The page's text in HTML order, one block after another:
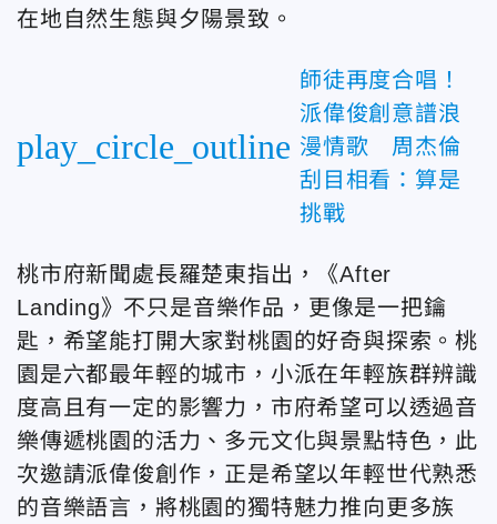
在地自然生態與夕陽景致。
play_circle_outline
師徒再度合唱！
派偉俊創意譜浪
漫情歌 周杰倫
刮目相看：算是
挑戰
桃市府新聞處長羅楚東指出，《After
Landing》不只是音樂作品，更像是一把鑰
匙，希望能打開大家對桃園的好奇與探索。桃
園是六都最年輕的城市，小派在年輕族群辨識
度高且有一定的影響力，市府希望可以透過音
樂傳遞桃園的活力、多元文化與景點特色，此
次邀請派偉俊創作，正是希望以年輕世代熟悉
的音樂語言，將桃園的獨特魅力推向更多族